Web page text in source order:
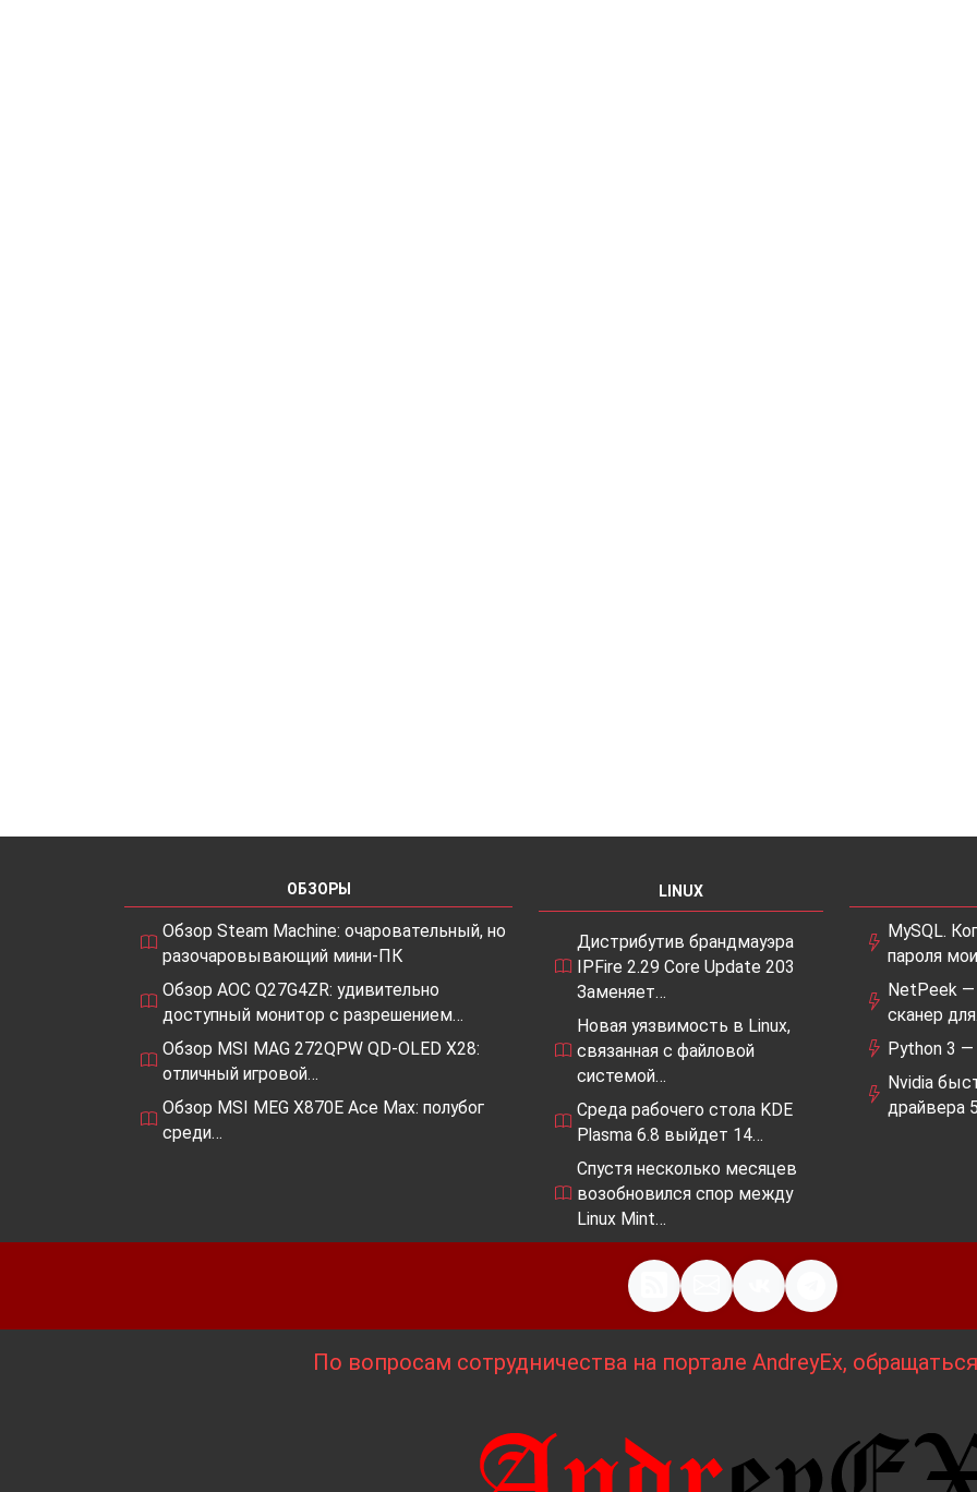
ОБЗОРЫ
Обзор Steam Machine: очаровательный, но
разочаровывающий мини-ПК
Обзор AOC Q27G4ZR: удивительно
доступный монитор с разрешением…
Обзор MSI MAG 272QPW QD-OLED X28:
отличный игровой…
Обзор MSI MEG X870E Ace Max: полубог
среди…
LINUX
Дистрибутив брандмауэра
IPFire 2.29 Core Update 203
Заменяет…
Новая уязвимость в Linux,
связанная с файловой
системой…
Среда рабочего стола KDE
Plasma 6.8 выйдет 14…
Спустя несколько месяцев
возобновился спор между
Linux Mint…
MySQL.
пароля
NetPeek —
сканер
Python 3 —
Nvidia
драйвера
По вопросам сотрудничества на портале AndreyEx,